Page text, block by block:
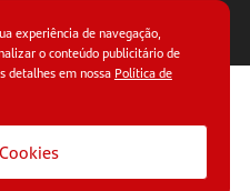
experiência de navegação,
o conteúdo publicitário de
detalhes em nossa Política de